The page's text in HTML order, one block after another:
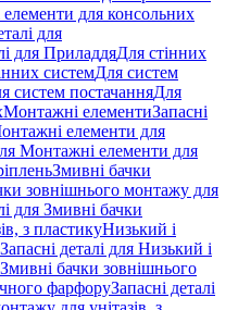
для консольних
для
для ПриладдяДля стінних
системДля систем
систем постачанняДля
Монтажні елементиЗапасні
елементи для
Монтажні елементи для
Змивні бачки
зовнішнього монтажу для
для Змивні бачки
з пластикуНизький і
Запасні деталі для Низький і
Змивні бачки зовнішнього
фарфоруЗапасні деталі